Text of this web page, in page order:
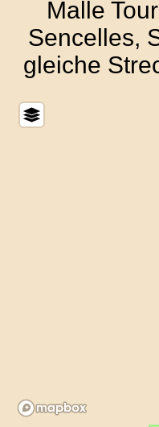
Malle
Sencelles,
gleiche